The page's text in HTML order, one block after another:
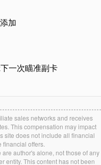
sales networks and receives
This compensation may impact
site does not include all financial
offers.
author's alone, not those of any
entity. This content has not been